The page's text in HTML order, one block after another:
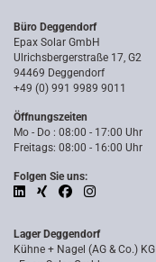
Büro Deggendorf
Epax Solar GmbH
Ulrichsbergerstraße 17, G2
94469 Deggendorf
+49 (0) 991 9989 9011
Öffnungszeiten
Mo - Do : 08:00 - 17:00 Uhr
Freitags: 08:00 - 16:00 Uhr
Folgen Sie uns:
Lager Deggendorf
Kühne + Nagel (AG & Co.) KG